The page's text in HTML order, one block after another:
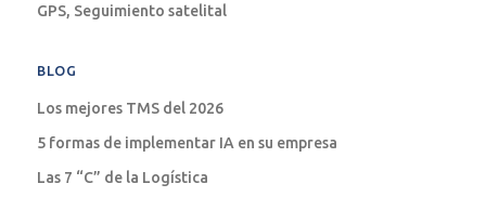
GPS, Seguimiento satelital
BLOG
Los mejores TMS del 2026
5 formas de implementar IA en su empresa
Las 7 “C” de la Logística